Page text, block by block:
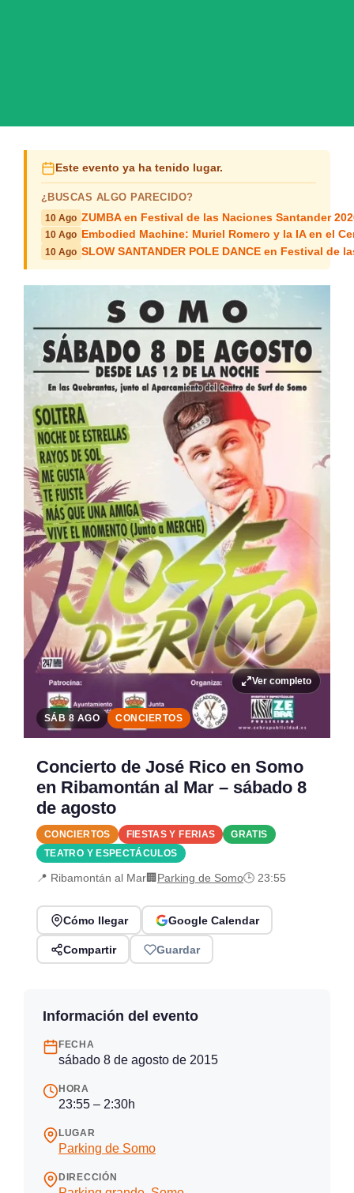
Este evento ya ha tenido lugar.
¿BUSCAS ALGO PARECIDO?
10 Ago ZUMBA en Festival de las Naciones Santander
10 Ago Embodied Machine: Muriel Romero y la IA en el
10 Ago SLOW SANTANDER POLE DANCE en Festival de
Ver completo
SÁB 8 AGO CONCIERTOS
Concierto de José Rico en Somo
en Ribamontán al Mar – sábado 8
de agosto
CONCIERTOS FIESTAS Y FERIAS
GRATIS
TEATRO Y ESPECTÁCULOS
📍 Ribamontán al Mar🏢 Parking de Somo🕒 23:55
Cómo llegar Google Calendar
Compartir Guardar
Información del evento
FECHA
sábado 8 de agosto de 2015
HORA
23:55 – 2:30h
LUGAR
Parking de Somo
DIRECCIÓN